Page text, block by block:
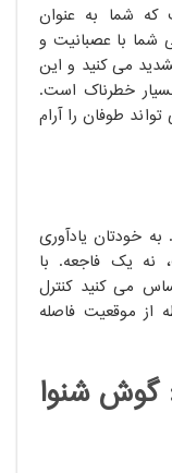
که شما به عنوان
شما با عصبانیت و
می کنید و این
خطرناک است.
طوفان را آرام
خودتان یادآوری
نه یک فاجعه. با
می کنید کنترل
از موقعیت فاصله
گوش شنوا